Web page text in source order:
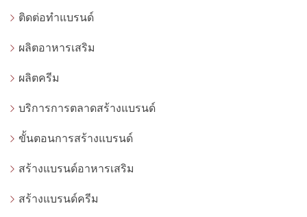
ติดต่อทำแบรนด์
ผลิตอาหารเสริม
ผลิตครีม
บริการการตลาดสร้างแบรนด์
ขั้นตอนการสร้างแบรนด์
สร้างแบรนด์อาหารเสริม
สร้างแบรนด์ครีม